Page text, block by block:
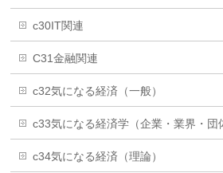
c30IT関連
C31金融関連
c32気になる経済（一般）
c33気になる経済学（企業・業界・団
c34気になる経済（理論）